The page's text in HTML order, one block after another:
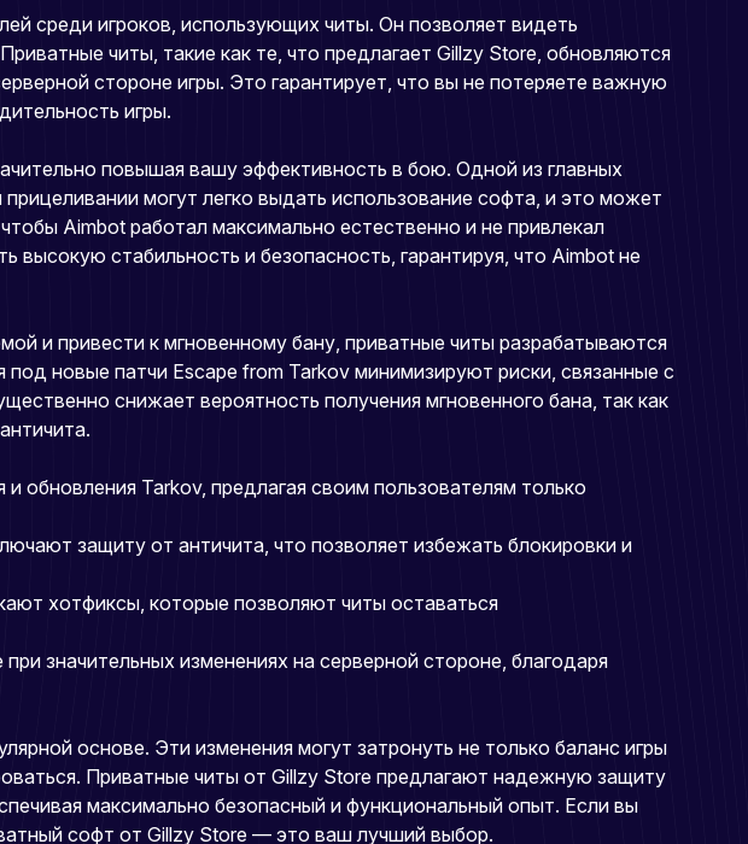
среди игроков, использующих читы. Он позволяет видеть
читы, такие как те, что предлагает Gillzy Store, обновляются
стороне игры. Это гарантирует, что вы не потеряете важную
игры.
повышая вашу эффективность в бою. Одной из главных
могут легко выдать использование софта, и это может
Aimbot работал максимально естественно и не привлекал
стабильность и безопасность, гарантируя, что Aimbot не
и привести к мгновенному бану, приватные читы разрабатываются
новые патчи Escape from Tarkov минимизируют риски, связанные с
снижает вероятность получения мгновенного бана, так как
обновления Tarkov, предлагая своим пользователям только
защиту от античита, что позволяет избежать блокировки и
хотфиксы, которые позволяют читы оставаться
значительных изменениях на серверной стороне, благодаря
основе. Эти изменения могут затронуть не только баланс игры
Приватные читы от Gillzy Store предлагают надежную защиту
максимально безопасный и функциональный опыт. Если вы
софт от Gillzy Store — это ваш лучший выбор.